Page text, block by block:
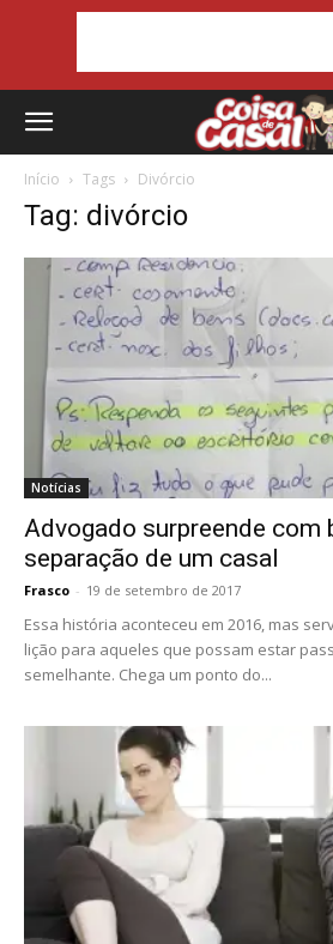
Início Tags Divórcio
Tag: divórcio
Notícias
Advogado surpreende com
separação de um casal
Frasco - 19 de setembro de 2017
Essa história aconteceu em 2016, mas
lição para aqueles que possam estar
semelhante. Chega um ponto do...